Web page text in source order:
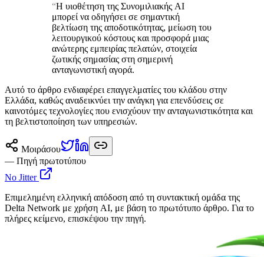
“Η υιοθέτηση της Συνομιλιακής AI
μπορεί να οδηγήσει σε σημαντική
βελτίωση της αποδοτικότητας, μείωση του
λειτουργικού κόστους και προσφορά μιας
ανώτερης εμπειρίας πελατών, στοιχεία
ζωτικής σημασίας στη σημερινή
ανταγωνιστική αγορά.
Αυτό το άρθρο ενδιαφέρει επαγγελματίες του κλάδου στην
Ελλάδα, καθώς αναδεικνύει την ανάγκη για επενδύσεις σε
καινοτόμες τεχνολογίες που ενισχύουν την ανταγωνιστικότητα και
τη βελτιστοποίηση των υπηρεσιών.
Μοιράσου
— Πηγή πρωτοτύπου
No Jitter
Επιμελημένη ελληνική απόδοση από τη συντακτική ομάδα της
Delta Network με χρήση AI, με βάση το πρωτότυπο άρθρο. Για το
πλήρες κείμενο, επισκέψου την πηγή.